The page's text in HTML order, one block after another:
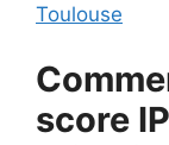
Toulouse
score